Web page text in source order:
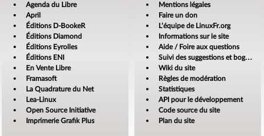
Agenda du Libre
April
Éditions D-BookeR
Éditions Diamond
Éditions Eyrolles
Éditions ENI
En Vente Libre
Framasoft
La Quadrature du Net
Lea-Linux
Open Source Initiative
Imprimerie Grafik Plus
Mentions légales
Faire un don
L’équipe de LinuxFr.org
Informations sur le site
Aide / Foire aux questions
Suivi des suggestions et bogues
Wiki du site
Règles de modération
Statistiques
API pour le développement
Code source du site
Plan du site